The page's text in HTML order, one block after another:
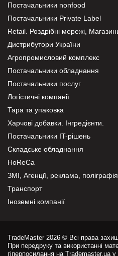
Постачальники nonfood
Постачальники Private Label
Retail. Роздрібні мережі,
Дистрибутори України
Агропромисловий комплекс
Постачальники обладнання
Постачальники послуг
Логістичні компанії
Тара та упаковка
Харчові добавки. Інгредієнти.
Постачальники IT-рішень
Складське обладнання
HoReCa
ЗМІ, Агенції, реклама, поліграфія
Транспорт
Іноземні компанії
TradeMaster 2026 © Всі права
При передруку та використанні
гіперпосилання на Trademaster.ua